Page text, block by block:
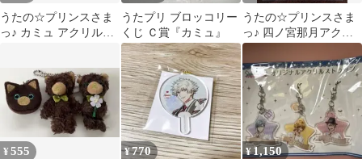
うたの☆プリンスさま
っ♪ カミュ アクリルキ
うたプリ ブロッコリー
くじ Ｃ賞『カミュ』
うたの☆プリンスさま
っ♪ 四ノ宮那月アクリ
ルキーホルダー
¥555 ¥770 ¥1,150